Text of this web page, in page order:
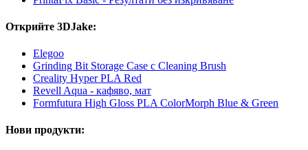
Открийте 3DJake:
Elegoo
Grinding Bit Storage Case с Cleaning Brush
Creality Hyper PLA Red
Revell Aqua - кафяво, мат
Formfutura High Gloss PLA ColorMorph Blue & Green
Нови продукти: